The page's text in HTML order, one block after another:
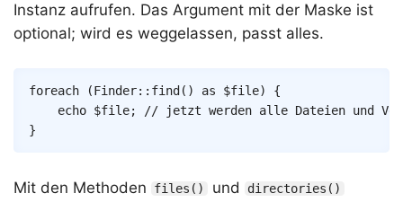
Instanz aufrufen. Das Argument mit der Maske ist
optional; wird es weggelassen, passt alles.
foreach (Finder:: find ( ) as $file)
{
echo $file;
// jetzt werden alle Dateien und
}
Mit den Methoden files() und directories()